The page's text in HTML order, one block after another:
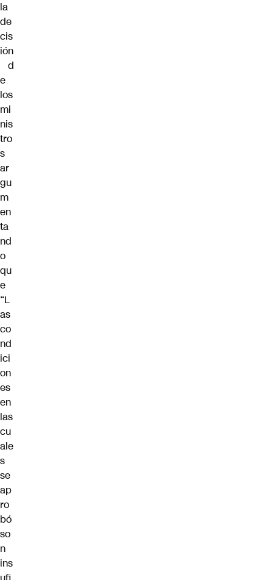
la
de
cis
ión
d
e
los
mi
nis
tro
s
ar
gu
m
en
ta
nd
o
qu
e
“L
as
co
nd
ici
on
es
en
las
cu
ale
s
se
ap
ro
bó
so
n
ins